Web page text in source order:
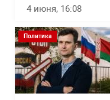
4 июня, 16:08
Политика